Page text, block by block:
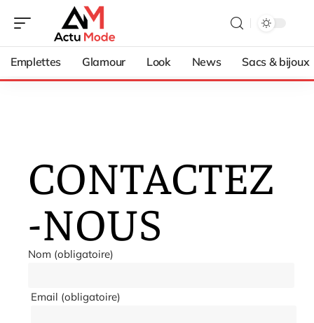
Emplettes Glamour Look News Sacs & bijoux
CONTACTEZ
-NOUS
Nom (obligatoire)
Email (obligatoire)